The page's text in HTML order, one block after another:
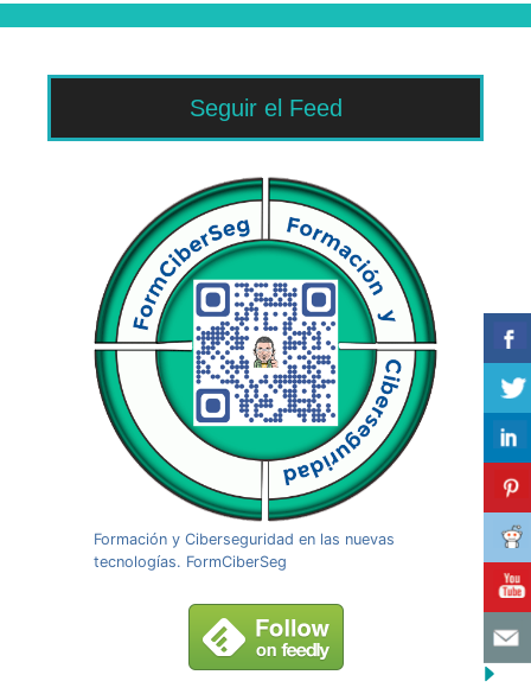
Seguir el Feed
Formación y Ciberseguridad en las nuevas
tecnologías. FormCiberSeg